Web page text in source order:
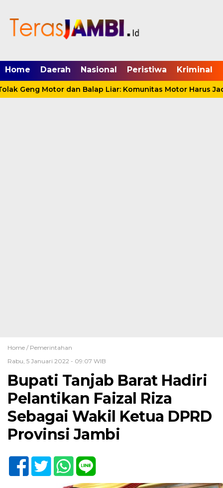
Home Daerah Nasional Peristiwa Kriminal
Geng Motor dan Balap Liar: Komunitas Motor Harus
Home / Pemerintahan
Rabu, 5 Januari 2022 - 09:07 WIB
Bupati Tanjab Barat Hadiri
Pelantikan Faizal Riza
Sebagai Wakil Ketua DPRD
Provinsi Jambi